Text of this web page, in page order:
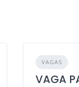
VAGAS
VAGA